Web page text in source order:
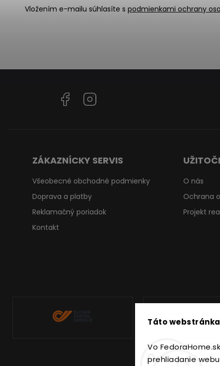
Táto
Vo
prehliadanie
Vložením e-mailu súhlasíte s podmienkami ochrany
Facebook
ZÁKAZNÍCKY SERVIS
Všeobecné obchodné podmienky
Doprava a platby
Reklamačný poriadok
Kontakt
O nás
Ochrana
Projekt